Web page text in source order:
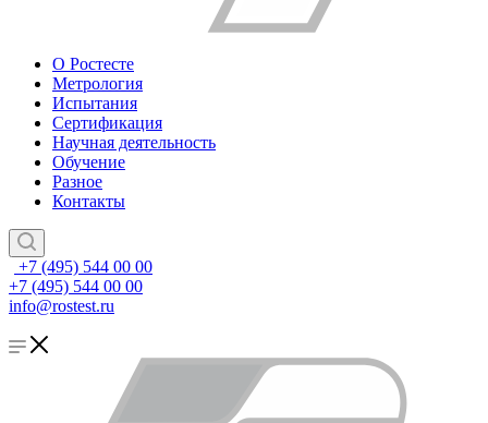
О Ростесте
Метрология
Испытания
Сертификация
Научная деятельность
Обучение
Разное
Контакты
+7 (495) 544 00 00
+7 (495) 544 00 00
info@rostest.ru